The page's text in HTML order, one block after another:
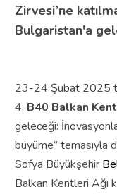
Zirvesi’ne
Bulgaristan'a
23-24 Şubat 2025
4. B40 Balkan
geleceği:
büyüme” temasıyla
Sofya Büyükşehir
Balkan Kentleri Ağı